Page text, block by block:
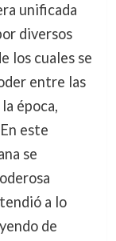
unificada
diversos
los cuales se
entre las
época,
este
se
a lo
de